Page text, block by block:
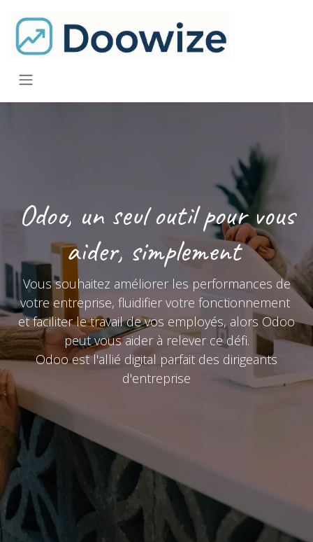
Odoo, un seul outil pour vous
aider, simplement
Vous souhaitez améliorer les performances de
votre entreprise, fluidifier votre fonctionnement
et faciliter le travail de vos employés, alors Odoo
peut vous aider à relever ce défi.
Odoo est l'allié digital parfait des dirigeants
d'entreprise